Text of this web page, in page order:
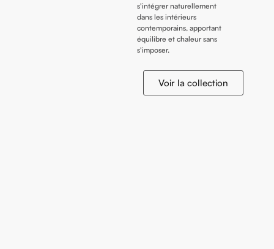
s'intégrer naturellement
dans les intérieurs
contemporains, apportant
équilibre et chaleur sans
s'imposer.
Voir la collection